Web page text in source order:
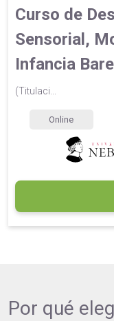
Curso de
Sensorial,
Infancia
(Titulaci...
Online
Por qué